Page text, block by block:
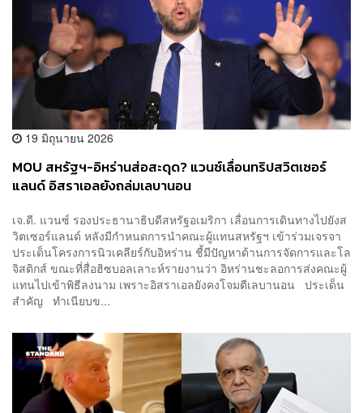
19 มิถุนายน 2026
MOU สหรัฐฯ-อิหร่านส่อสะดุด? แวนซ์เลื่อนทริปสวิตเซอร์
แลนด์ อิสราเอลยังถล่มเลบานอน
เจ.ดี. แวนซ์ รองประธานาธิบดีสหรัฐอเมริกา เลื่อนการเดินทางไปยังส
วิตเซอร์แลนด์ หลังมีกำหนดการนำคณะผู้แทนสหรัฐฯ เข้าร่วมเจรจา
ประเด็นโครงการนิวเคลียร์กับอิหร่าน ชี้มีปัญหาด้านการจัดการและโล
จิสติกส์ ขณะที่สื่อฮิซบอลเลาะห์รายงานว่า อิหร่านชะลอการส่งคณะผู้
แทนไปเข้าพิธีลงนาม เพราะอิสราเอลยังคงโจมตีเลบานอน ประเด็น
สำคัญ ทำเนียบข...